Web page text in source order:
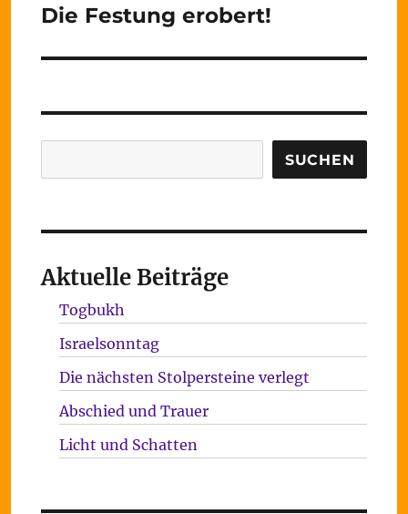
Nächster
Die Festung erobert!
SUCHEN
Aktuelle Beiträge
Togbukh
Israelsonntag
Die nächsten Stolpersteine verlegt
Abschied und Trauer
Licht und Schatten